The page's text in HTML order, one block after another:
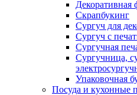
Декоративная
Скрапбукинг
Сургуч для
Сургуч с
Сургучная
Сургучница,
Упаковочная
Посуда и кухонные